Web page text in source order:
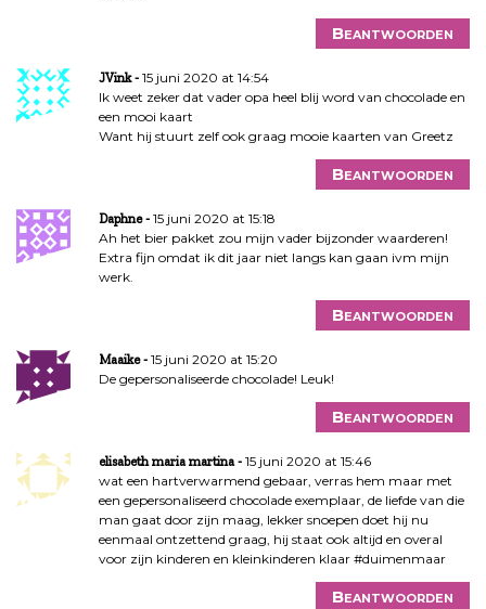
Beantwoorden
JVink
15 juni 2020 at 14:54
Ik weet zeker dat vader opa heel blij word van chocolade en
een mooi kaart
Want hij stuurt zelf ook graag mooie kaarten van Greetz
Beantwoorden
Daphne
15 juni 2020 at 15:18
Ah het bier pakket zou mijn vader bijzonder waarderen!
Extra fijn omdat ik dit jaar niet langs kan gaan ivm mijn
werk.
Beantwoorden
Maaike
15 juni 2020 at 15:20
De gepersonaliseerde chocolade! Leuk!
Beantwoorden
elisabeth maria martina
15 juni 2020 at 15:46
wat een hartverwarmend gebaar, verras hem maar met
een gepersonaliseerd chocolade exemplaar, de liefde van die
man gaat door zijn maag, lekker snoepen doet hij nu
eenmaal ontzettend graag, hij staat ook altijd en overal
voor zijn kinderen en kleinkinderen klaar #duimenmaar
Beantwoorden